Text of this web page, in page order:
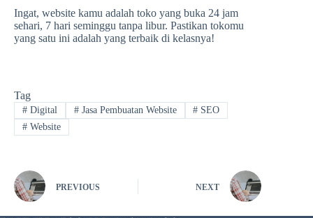
Ingat, website kamu adalah toko yang buka 24 jam
sehari, 7 hari seminggu tanpa libur. Pastikan tokomu
yang satu ini adalah yang terbaik di kelasnya!
Tag
#Digital #Jasa Pembuatan Website # SEO
#Website
PREVIOUS NEXT